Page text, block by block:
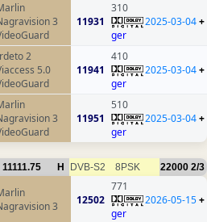
3
11931
310
ger
2025-03-04+
2
5.0
11941
410
ger
2025-03-04+
3
11951
510
ger
2025-03-04+
11111.75 H DVB-S2 8PSK 22000 2/3
3
12502
771
ger
2026-05-15+